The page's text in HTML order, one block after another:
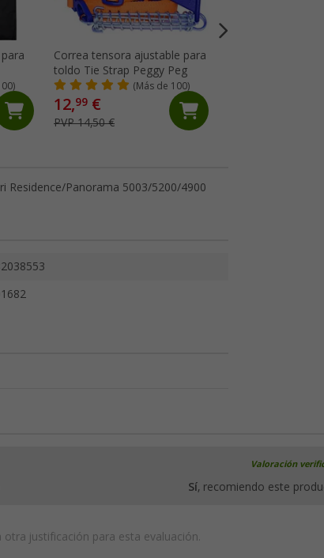
Correa tensora ajustable para
toldo Tie Strap Peggy Peg
(Más de 100)
12,99 €
PVP 14,50 €
Residence/Panorama 5003/5200/4900
Valoración
Sí, recomiendo este
otra justificación para esta evaluación.